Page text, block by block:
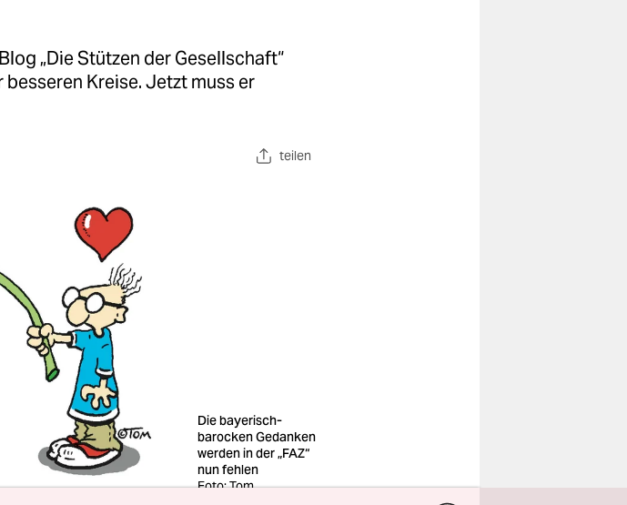
„Die Stützen der Gesellschaft“
Kreise. Jetzt muss er
teilen
Die bayerisch-
barocken Gedanken
werden in der „FAZ“
nun fehlen
Foto: Tom